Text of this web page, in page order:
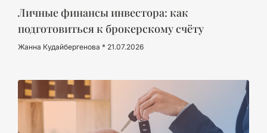
Личные финансы инвестора: как
подготовиться к брокерскому счёту
Жанна Кудайбергенова 21.07.2026